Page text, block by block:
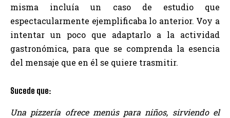
misma incluía un caso de estudio que
espectacularmente ejemplificaba lo anterior. Voy a
intentar un poco que adaptarlo a la actividad
gastronómica, para que se comprenda la esencia
del mensaje que en él se quiere trasmitir.
Sucede que:
Una pizzería ofrece menús para niños, sirviendo el